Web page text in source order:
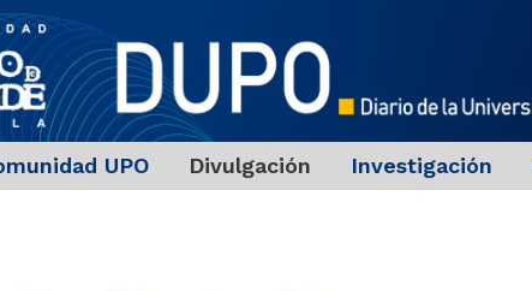
UPO Divulgación Investigación